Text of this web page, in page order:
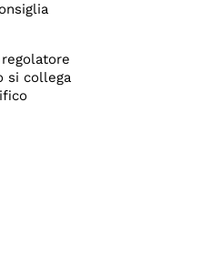
si collega